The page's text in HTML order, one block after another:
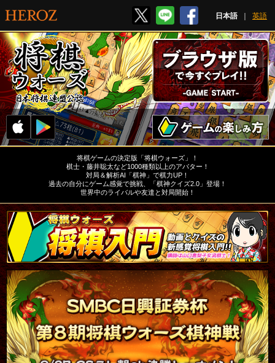
日本語 英語
将棋ゲームの決定版「将棋ウォーズ」！
棋士・藤井聡太など1000種類以上のアバター！
対局＆解析AI「棋神」で棋力UP！
過去の自分にゲーム感覚で挑戦、「棋神クイズ2.0」登場！
世界中のライバルや友達と対局開始！